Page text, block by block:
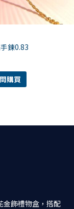
鍊0.83
購買
金飾禮物盒，搭配